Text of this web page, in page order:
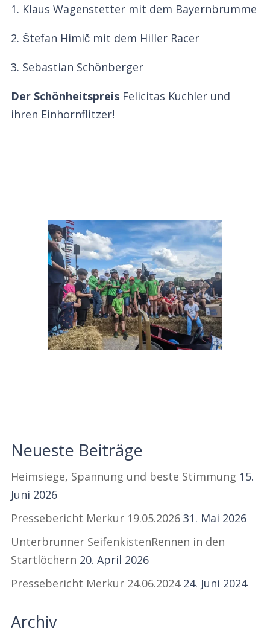
1. Klaus Wagenstetter mit dem Bayernbrumme
2. Štefan Himič mit dem Hiller Racer
3. Sebastian Schönberger
Der SchönheitspreisFelicitas Kuchler und
ihren Einhornflitzer!
Neueste Beiträge
Heimsiege, Spannung und beste Stimmung 15.
Juni 2026
Pressebericht Merkur 19.05.2026 31. Mai 2026
Unterbrunner SeifenkistenRennen in den
Startlöchern 20. April 2026
Pressebericht Merkur 24.06.2024 24. Juni 2024
Archiv